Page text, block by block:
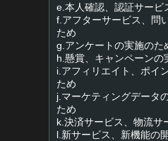
e.本人確認、認証サービ
f.アフターサービス、問
ため
g.アンケートの実施のた
h.懸賞、キャンペーンの
i.アフィリエイト、ポイ
ため
j.マーケティングデータ
ため
k.決済サービス、物流サ
l.新サービス、新機能の